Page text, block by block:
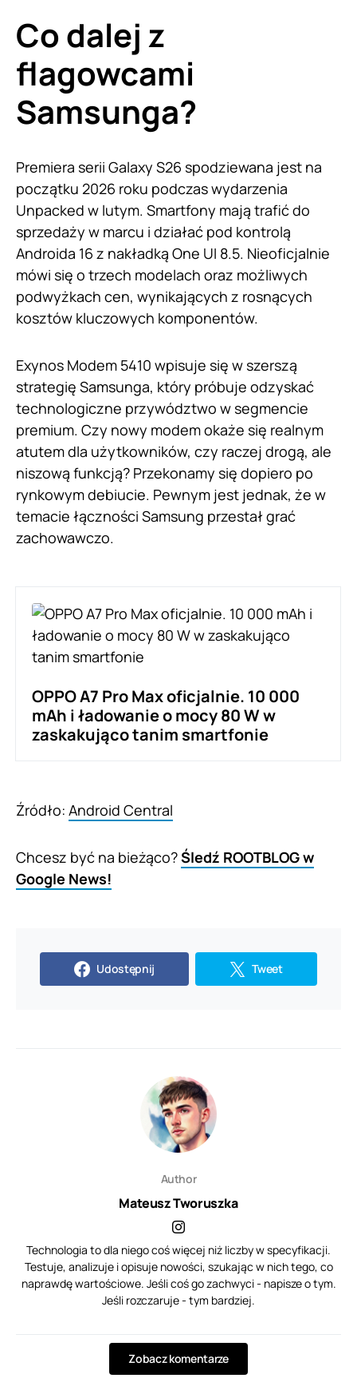
Co dalej z
flagowcami
Samsunga?
Premiera serii Galaxy S26 spodziewana jest na
początku 2026 roku podczas wydarzenia
Unpacked w lutym. Smartfony mają trafić do
sprzedaży w marcu i działać pod kontrolą
Androida 16 z nakładką One UI 8.5. Nieoficjalnie
mówi się o trzech modelach oraz możliwych
podwyżkach cen, wynikających z rosnących
kosztów kluczowych komponentów.
Exynos Modem 5410 wpisuje się w szerszą
strategię Samsunga, który próbuje odzyskać
technologiczne przywództwo w segmencie
premium. Czy nowy modem okaże się realnym
atutem dla użytkowników, czy raczej drogą, ale
niszową funkcją? Przekonamy się dopiero po
rynkowym debiucie. Pewnym jest jednak, że w
temacie łączności Samsung przestał grać
zachowawczo.
OPPO A7 Pro Max oficjalnie. 10 000
mAh i ładowanie o mocy 80 W w
zaskakująco tanim smartfonie
Źródło: Android Central
Chcesz być na bieżąco?Śledź ROOTBLOG w
Google News!
Udostępnij Tweet
Author
Mateusz Tworuszka
Technologia to dla niego coś więcej niż liczby w specyfikacji.
Testuje, analizuje i opisuje nowości, szukając w nich tego, co
naprawdę wartościowe. Jeśli coś go zachwyci - napisze o tym.
Jeśli rozczaruje - tym bardziej.
Zobacz komentarze